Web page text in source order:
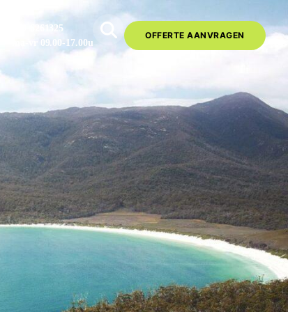
020-6261325
ma-vr 09.00-17.00u
OFFERTE AANVRAGEN